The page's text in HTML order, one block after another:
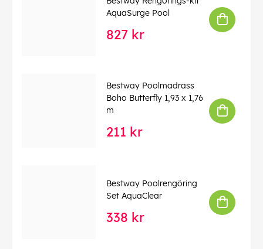
AquaSurge Pool
827 kr
Bestway Poolmadrass
Boho Butterfly 1,93 x 1,76
m
211 kr
Bestway Poolrengöring
Set AquaClear
338 kr